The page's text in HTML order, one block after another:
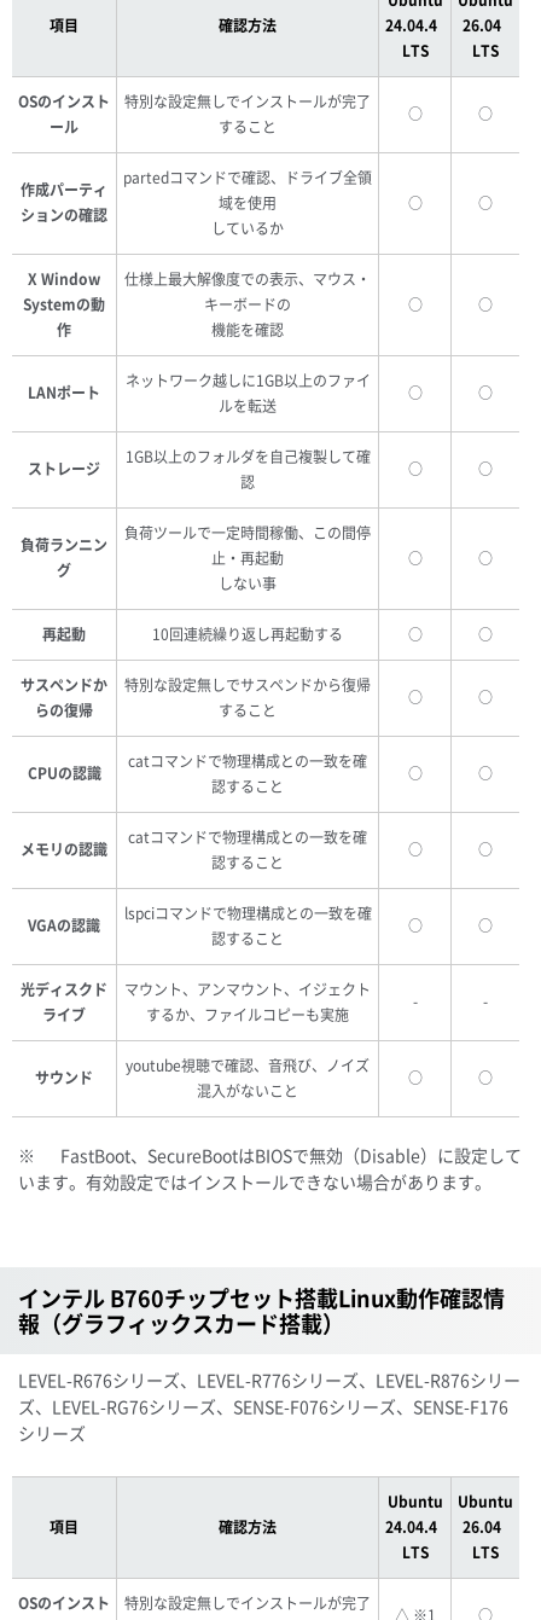
項目 確認方法
24.04.4
LTS
26.04
LTS
OSのインスト
ール
特別な設定無しでインストールが完了
すること
○ ○
作成パーティ
ションの確認
partedコマンドで確認、ドライブ全領
域を使用
しているか
○ ○
X Window
Systemの動
作
仕様上最大解像度での表示、マウス・
キーボードの
機能を確認
○ ○
LANポート
ネットワーク越しに1GB以上のファイ
ルを転送
○ ○
ストレージ
1GB以上のフォルダを自己複製して確
認
○ ○
負荷ランニン
グ
負荷ツールで一定時間稼働、この間停
止・再起動
しない事
○ ○
再起動 10回連続繰り返し再起動する ○ ○
サスペンドか
らの復帰
特別な設定無しでサスペンドから復帰
すること
○ ○
CPUの認識
catコマンドで物理構成との一致を確
認すること
○ ○
メモリの認識
catコマンドで物理構成との一致を確
認すること
○ ○
VGAの認識
lspciコマンドで物理構成との一致を確
認すること
○ ○
光ディスクド
ライブ
マウント、アンマウント、イジェクト
するか、ファイルコピーも実施
- -
サウンド
youtube視聴で確認、音飛び、ノイズ
混入がないこと
○ ○
※ FastBoot、SecureBootはBIOSで無効（Disable）に設定して
います。有効設定ではインストールできない場合があります。
インテル B760チップセット搭載Linux動作確認情
報（グラフィックスカード搭載）
LEVEL-R676シリーズ、LEVEL-R776シリーズ、LEVEL-R876シリー
ズ、LEVEL-RG76シリーズ、SENSE-F076シリーズ、SENSE-F176
シリーズ
項目 確認方法
Ubuntu
24.04.4
LTS
Ubuntu
26.04
LTS
OSのインスト
特別な設定無しでインストールが完了
△ ※1 ○